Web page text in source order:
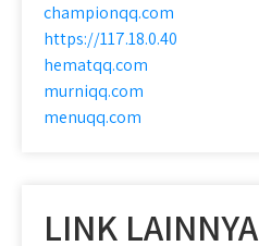
championqq.com
https://117.18.0.40
hematqq.com
murniqq.com
menuqq.com
LINK LAINNYA